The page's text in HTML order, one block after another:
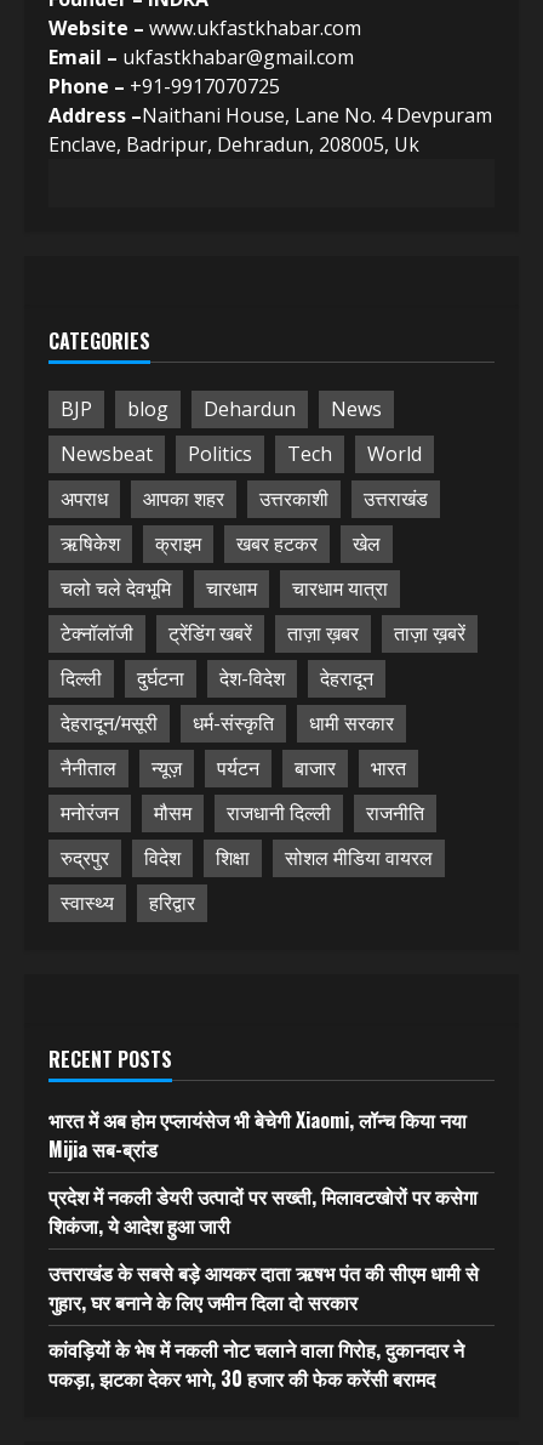
Website – www.ukfastkhabar.com
Email – ukfastkhabar@gmail.com
Phone – +91-9917070725
Address –Naithani House, Lane No. 4 Devpuram
Enclave, Badripur, Dehradun, 208005, Uk
CATEGORIES
BJP blog Dehardun
News
Newsbeat
Politics Tech
World
अपराध
आपका शहर उत्तरकाशी
उत्तराखंड
ऋषिकेश
क्राइम खबर हटकर
खेल
चलो चले देवभूमि
चारधाम
चारधाम यात्रा
टेक्नॉलॉजी
ट्रेंडिंग खबरें ताज़ा ख़बर
ताज़ा ख़बरें
दिल्ली
दुर्घटना देश-विदेश
देहरादून
देहरादून/मसूरी
धर्म-संस्कृति
धामी सरकार
नैनीताल
न्यूज़ पर्यटन बाजार
भारत
मनोरंजन
मौसम राजधानी दिल्ली
राजनीति
रुद्रपुर
विदेश शिक्षा
सोशल मीडिया वायरल
स्वास्थ्य
हरिद्वार
RECENT POSTS
भारत में अब होम एप्लायंसेज भी बेचेगी Xiaomi, लॉन्च किया नया
Mijia सब-ब्रांड
प्रदेश में नकली डेयरी उत्पादों पर सख्ती, मिलावटखोरों पर कसेगा
शिकंजा, ये आदेश हुआ जारी
उत्तराखंड के सबसे बड़े आयकर दाता ऋषभ पंत की सीएम धामी से
गुहार, घर बनाने के लिए जमीन दिला दो सरकार
कांवड़ियों के भेष में नकली नोट चलाने वाला गिरोह, दुकानदार ने
पकड़ा, झटका देकर भागे, 30 हजार की फेक करेंसी बरामद